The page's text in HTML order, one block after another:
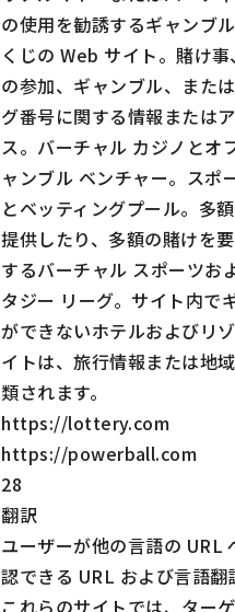
の使用を勧誘するギャンブ
くじの Web サイト。賭け
の参加、ギャンブル、また
グ番号に関する情報または
ス。バーチャル カジノとオ
ャンブル ベンチャー。スポ
とベッティングプール。多
提供したり、多額の賭けを
するバーチャル スポーツお
タジー リーグ。サイト内で
ができないホテルおよびリ
イトは、旅行情報または地
類されます。
https://lottery.com
https://powerball.com
28
翻訳
ユーザーが他の言語の URL
認できる URL および言語翻
これらのサイトでは、ター